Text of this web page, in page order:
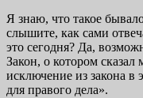
Я знаю, что такое
слышите, как сами
это сегодня? Да,
Закон, о котором
исключение из закона в
для правого дела».